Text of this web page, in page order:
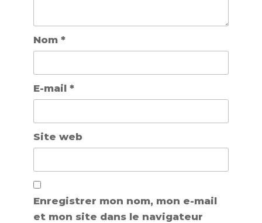
Nom *
E-mail *
Site web
Enregistrer mon nom, mon e-mail
et mon site dans le navigateur